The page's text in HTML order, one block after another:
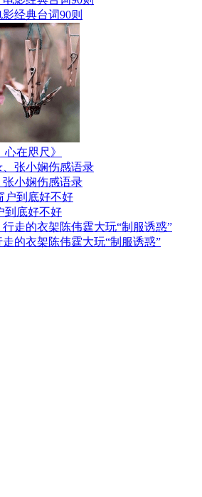
经典台词90则
在咫尺》
小娴伤感语录
到底好不好
的衣架陈伟霆大玩“制服诱惑”